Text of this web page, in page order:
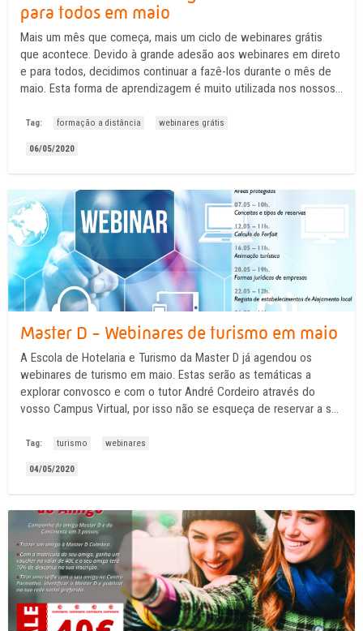
para todos em maio
Mais um mês que começa, mais um ciclo de webinares grátis
que acontece. Devido à grande adesão aos webinares em direto
e para todos, decidimos continuar a fazê-los durante o mês de
maio. Esta forma de aprendizagem é muito utilizada nos nossos
fazê-lo onde quiser desde que tenha ...
Tag: formação a distância webinares grátis
06/05/2020
Master D - Webinares de turismo em maio
A Escola de Hotelaria e Turismo da Master D já agendou os
webinares de turismo em maio. Estas serão as temáticas a
explorar convosco e com o tutor André Cordeiro através do
vosso Campus Virtual, por isso não se esqueça de reservar a sua
muitas sessões, e até de outras ...
Tag: turismo webinares
04/05/2020